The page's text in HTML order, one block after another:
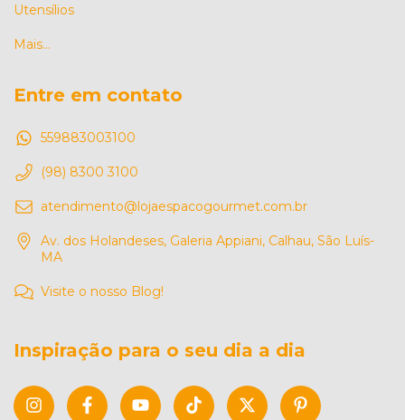
Utensílios
Mais...
Entre em contato
559883003100
(98) 8300 3100
atendimento@lojaespacogourmet.com.br
Av. dos Holandeses, Galeria Appiani, Calhau, São Luís-
MA
Visite o nosso Blog!
Inspiração para o seu dia a dia